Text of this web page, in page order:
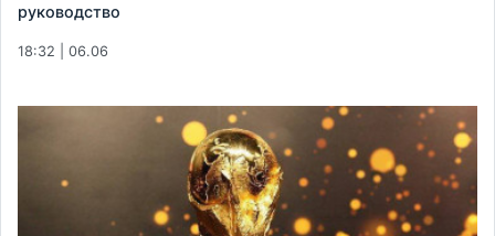
руководство
18:32 | 06.06